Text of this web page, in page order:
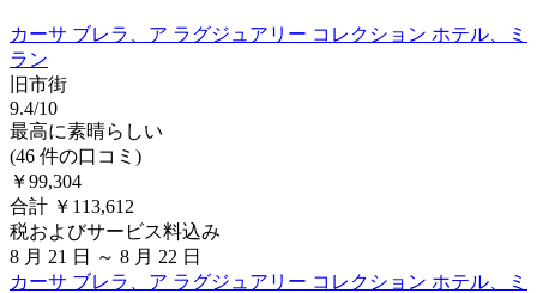
カーサ ブレラ、ア ラグジュアリー コレクション ホテル、ミ
ラン
旧市街
9.4/10
最高に素晴らしい
(46 件の口コミ)
￥99,304
合計 ￥113,612
税およびサービス料込み
8 月 21 日 ～ 8 月 22 日
カーサ ブレラ、ア ラグジュアリー コレクション ホテル、ミ